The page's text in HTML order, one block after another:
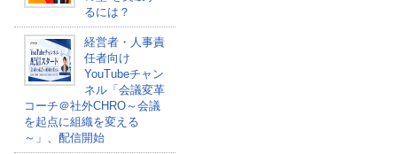
るには？
経営者・人事責
任者向け
YouTubeチャン
ネル「会議変革
コーチ＠社外CHRO～会議
を起点に組織を変える
～」、配信開始